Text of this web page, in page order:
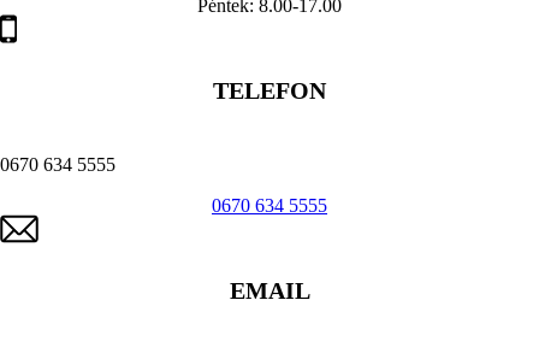
Péntek: 8.00-17.00
TELEFON
0670 634 5555
0670 634 5555
EMAIL